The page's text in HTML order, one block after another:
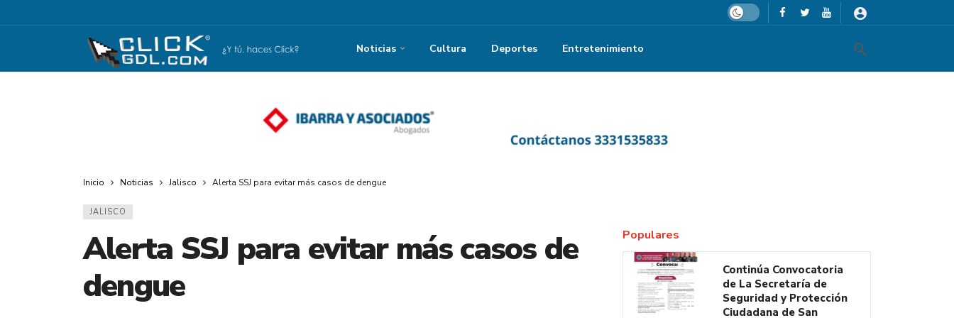
Dark mode
Noticias Cultura Deportes Entretenimiento
Inicio Noticias Jalisco Alerta SSJ para evitar más casos de dengue
JALISCO
Alerta SSJ para evitar más casos de
dengue
Populares
Continúa Convocatoria
de La Secretaría de
Seguridad y Protección
Ciudadana de San